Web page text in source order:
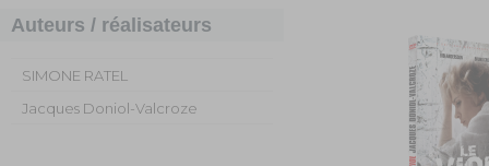
Auteurs / réalisateurs
SIMONE RATEL
Jacques Doniol-Valcroze